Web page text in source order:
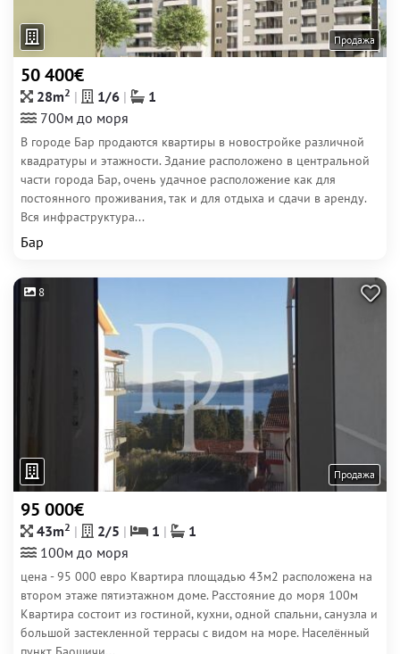
Продажа
50 400€
28m2 1/6
1
700м до моря
В городе Бар продаются квартиры в новостройке различной
квадратуры и этажности. Здание расположено в центральной
части города Бар, очень удачное расположение как для
постоянного проживания, так и для отдыха и сдачи в аренду.
Вся инфраструктура...
Бар
8
Продажа
95 000€
43m2 2/5 1
1
100м до моря
цена - 95 000 евро Квартира площадью 43м2 расположена на
втором этаже пятиэтажном доме. Расстояние до моря 100м
Квартира состоит из гостиной, кухни, одной спальни, санузла и
большой застекленной террасы с видом на море. Населённый